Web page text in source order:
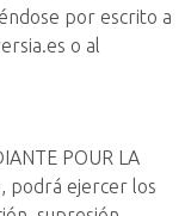
por escrito a
o al
POUR LA
podrá ejercer los